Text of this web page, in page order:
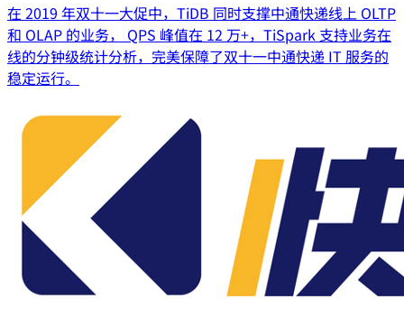
在 2019 年双十一大促中，TiDB 同时支撑中通快递线上 OLTP
和 OLAP 的业务， QPS 峰值在 12 万+，TiSpark 支持业务在
线的分钟级统计分析，完美保障了双十一中通快递 IT 服务的
稳定运行。